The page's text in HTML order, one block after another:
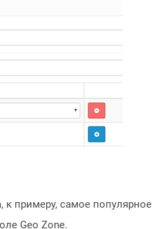
к примеру, самое
Geo Zone.